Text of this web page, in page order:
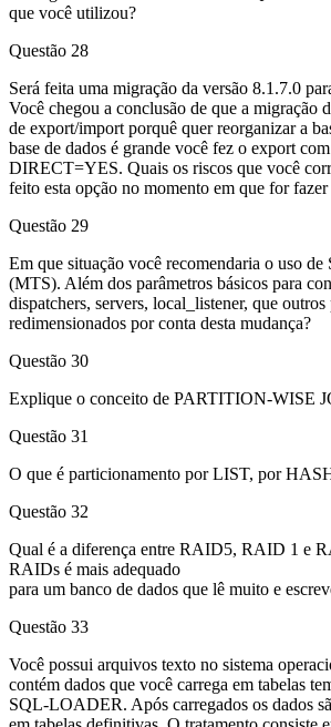
que você utilizou?
Questão 28
Será feita uma migração da versão 8.1.7.0
Você chegou a conclusão de que a migração
de export/import porquê quer reorganizar a
base de dados é grande você fez o export
DIRECT=YES. Quais os riscos que você
feito esta opção no momento em que for
Questão 29
Em que situação você recomendaria o uso
(MTS). Além dos parâmetros básicos para
dispatchers, servers, local_listener, que outros
redimensionados por conta desta mudança?
Questão 30
Explique o conceito de PARTITION-WISE
Questão 31
O que é particionamento por LIST, por
Questão 32
Qual é a diferença entre RAID5, RAID 1 e
RAIDs é mais adequado
para um banco de dados que lê muito e
Questão 33
Você possui arquivos texto no sistema
contém dados que você carrega em tabelas
SQL-LOADER. Após carregados os dados